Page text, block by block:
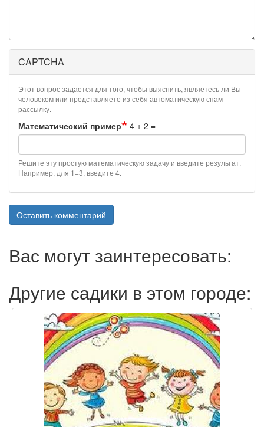
CAPTCHA
Этот вопрос задается для того, чтобы выяснить, являетесь ли Вы
человеком или представляете из себя автоматическую спам-
рассылку.
Математический пример 4 + 2 =
Решите эту простую математическую задачу и введите результат.
Например, для 1+3, введите 4.
Оставить комментарий
Вас могут заинтересовать:
Другие садики в этом городе: